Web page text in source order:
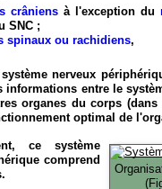
crâniens à l'exception du
SNC ;
spinaux ou rachidiens,
système nerveux
informations entre le
organes du corps
optimal de
ce système
comprend